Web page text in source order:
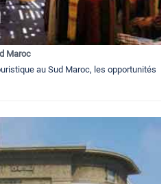
Maroc
au Sud Maroc, les opportunités